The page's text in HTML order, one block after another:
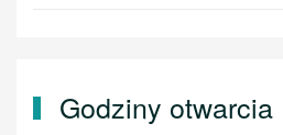
Godziny otwarcia